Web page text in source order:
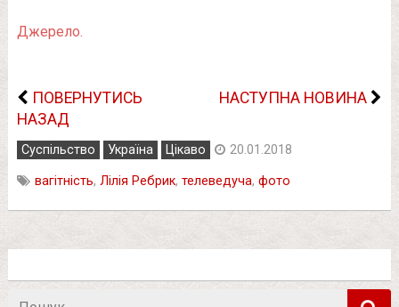
Джерело.
ПОВЕРНУТИСЬ
НАЗАД
НАСТУПНА НОВИНА
Суспільство Україна Цікаво 20.01.2018
вагітність, Лілія Ребрик, телеведуча, фото
Пошук